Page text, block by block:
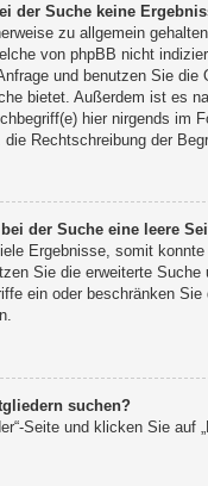
der Suche keine
zu allgemein
von phpBB nicht
und benutzen Sie die
bietet. Außerdem ist es
hier nirgends im
Rechtschreibung der
der Suche eine leere
Ergebnisse, somit
Sie die erweiterte Suche
ein oder beschränken Sie
suchen?
Seite und klicken Sie auf